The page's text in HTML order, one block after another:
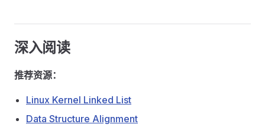
深入阅读
推荐资源：
Linux Kernel Linked List
Data Structure Alignment